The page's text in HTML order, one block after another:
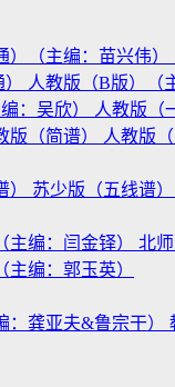
）（主编：苗兴伟）
人教版（B版）（
：吴欣）
人教版（
版（简谱）
人教版（
） 苏少版（五线谱）
主编：闫金铎） 北
主编：郭玉英）
：龚亚夫&鲁宗干）